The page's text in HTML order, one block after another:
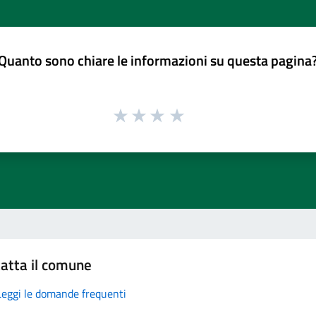
sono chiare le informazioni su questa
il comune
le domande frequenti